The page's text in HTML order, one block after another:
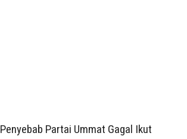
Penyebab Partai Ummat Gagal Ikut